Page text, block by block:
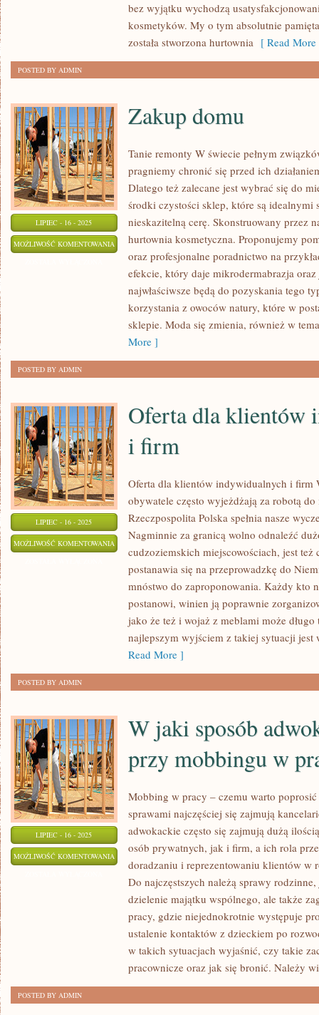
bez wyjątku wychodzą
kosmetyków. My o tym absolutnie
została stworzona hurtownia [ Read
POSTED BY ADMIN
LIPIEC - 16 - 2025
MOŻLIWOŚĆ KOMENTOWANIA ZAKUP
DOMU
Zakup domu
Tanie remonty W świecie pełnym
pragniemy chronić się przed ich
Dlatego też zalecane jest wybrać się do
środki czystości sklep, które są
nieskazitelną cerę. Skonstruowany przez
hurtownia kosmetyczna. Proponujemy
oraz profesjonalne poradnictwo na
efekcie, który daje mikrodermabrazja
najwłaściwsze będą do pozyskania tego
korzystania z owoców natury, które w
sklepie. Moda się zmienia, również w
More ]
POSTED BY ADMIN
LIPIEC - 16 - 2025
MOŻLIWOŚĆ KOMENTOWANIA
KLIENTÓW
Oferta dla klientów
i firm
Oferta dla klientów indywidualnych i firm
obywatele często wyjeżdżają za robotą
Rzeczpospolita Polska spełnia nasze
Nagminnie za granicą wolno odnaleźć
cudzoziemskich miejscowościach, jest też
postanawia się na przeprowadzkę do
mnóstwo do zaproponowania. Każdy kto
postanowi, winien ją poprawnie
jako że też i wojaż z meblami może
najlepszym wyjściem z takiej sytuacji
Read More ]
POSTED BY ADMIN
LIPIEC - 16 - 2025
MOŻLIWOŚĆ KOMENTOWANIA
W jaki sposób
przy mobbingu w
Mobbing w pracy – czemu warto
sprawami najczęściej się zajmują
adwokackie często się zajmują dużą
osób prywatnych, jak i firm, a ich rola
doradzaniu i reprezentowaniu klientów w
Do najczęstszych należą sprawy
dzielenie majątku wspólnego, ale także
pracy, gdzie niejednokrotnie występuje
ustalenie kontaktów z dzieckiem po
w takich sytuacjach wyjaśnić, czy takie
pracownicze oraz jak się bronić. Należy
POSTED BY ADMIN